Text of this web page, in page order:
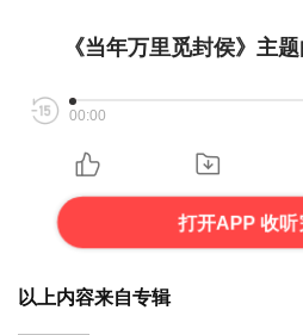
《当年万里觅封侯》主
00:00
打开APP 收听
以上内容来自专辑